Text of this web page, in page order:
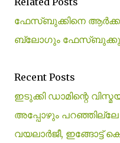
ഫേസ്ബുക്കിനെ
ബ്ലോഗും ഫേസ്ബുക്കും
Recent Posts
ഇടുക്കി ഡാമിന്റെ
അപ്പോഴും
വയലാര്‍ജീ, ഇങ്ങോട്ട്